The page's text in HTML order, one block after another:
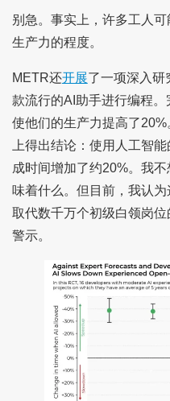
别急。事实上，许多工人
生产力的程度。
METR还开展了一项深入研
款流行的AI助手进行编程
使他们的生产力提高了
上得出结论：使用人工智
成时间增加了约20%。我
味着什么。但目前，我认
取代数千万个初级白领岗
警示。